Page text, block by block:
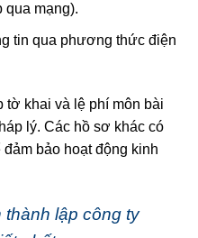
qua mạng).
tin qua phương thức điện
tờ khai và lệ phí môn bài
lý. Các hồ sơ khác có
bảo hoạt động kinh
thành lập công ty